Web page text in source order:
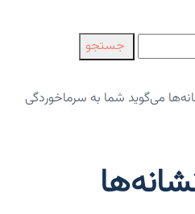
جستجو
می‌گوید شما به سرماخوردگی